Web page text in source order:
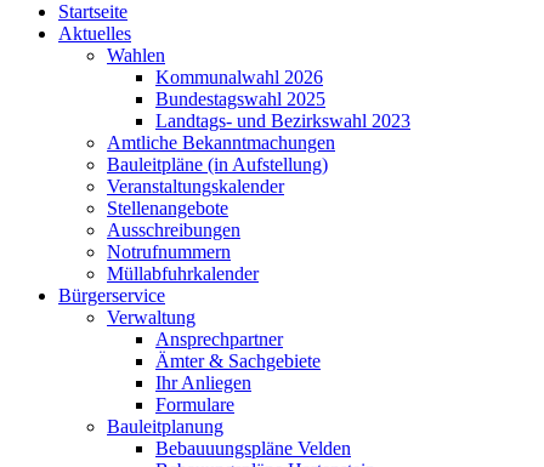
Startseite
Aktuelles
Wahlen
Kommunalwahl 2026
Bundestagswahl 2025
Landtags- und Bezirkswahl 2023
Amtliche Bekanntmachungen
Bauleitpläne (in Aufstellung)
Veranstaltungskalender
Stellenangebote
Ausschreibungen
Notrufnummern
Müllabfuhrkalender
Bürgerservice
Verwaltung
Ansprechpartner
Ämter & Sachgebiete
Ihr Anliegen
Formulare
Bauleitplanung
Bebauuungspläne Velden